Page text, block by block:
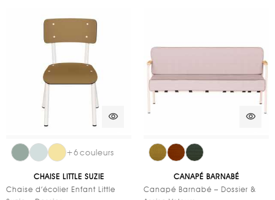
visibility
+6couleurs
CHAISE LITTLE SUZIE
Chaise d’écolier Enfant Little
visibility
CANAPÉ BARNABÉ
Canapé Barnabé – Dossier &